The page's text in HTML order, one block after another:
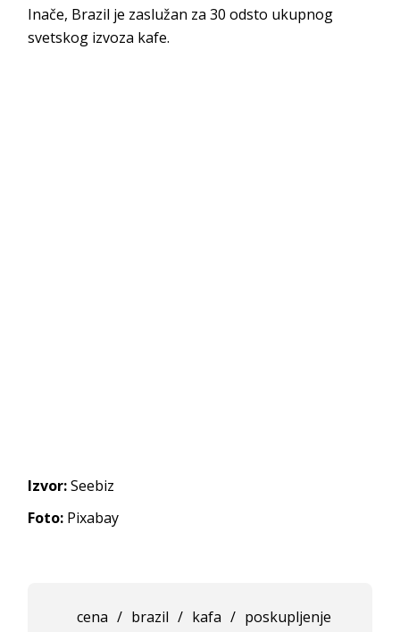
Inače, Brazil je zaslužan za 30 odsto ukupnog
svetskog izvoza kafe.
Izvor:Seebiz
Foto: Pixabay
cena / brazil / kafa / poskupljenje